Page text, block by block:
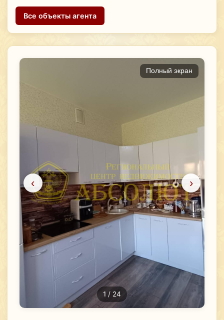
‹ ›
Полный экран
1 / 24
Все объекты агента